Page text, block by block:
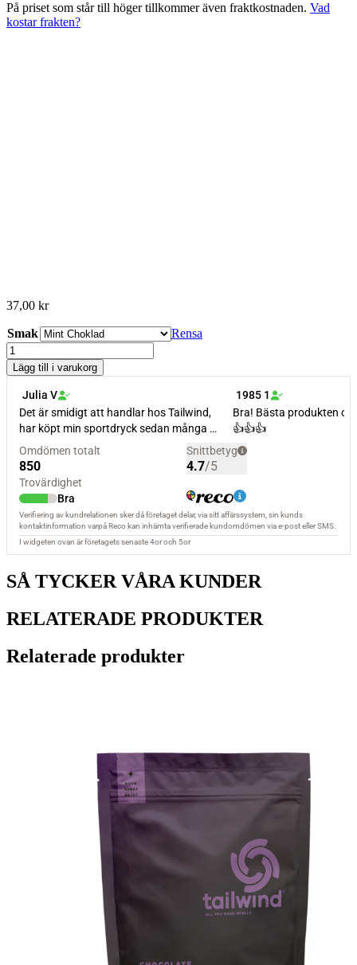
På priset som står till höger tillkommer även fraktkostnaden. Vad
kostar frakten?
37,00 kr
Smak
Rensa
Recovery
Mix
Stick
Packs
mängd
Lägg till i varukorg
SÅ TYCKER VÅRA KUNDER
RELATERADE PRODUKTER
Relaterade produkter